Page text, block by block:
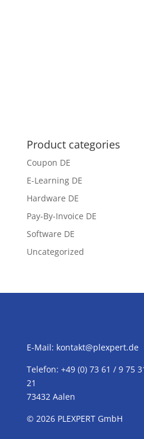
Product categories
Coupon DE
E-Learning DE
Hardware DE
Pay-By-Invoice DE
Software DE
Uncategorized
E-Mail: kontakt@plexpert.de
Telefon: +49 (0) 73 61 / 9 75
21
73432 Aalen
© 2026 PLEXPERTGmbH